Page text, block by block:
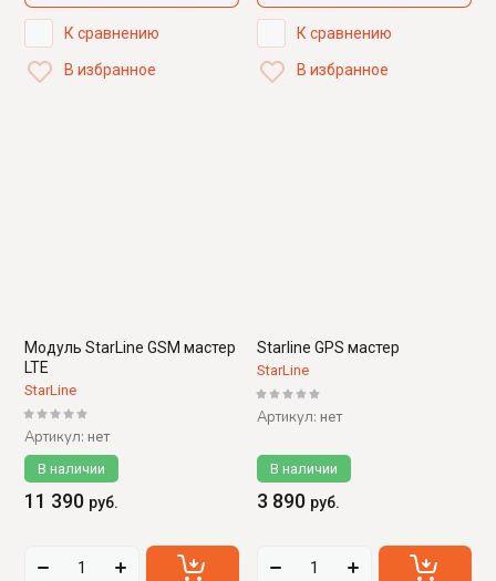
К сравнению
В избранное
К сравнению
В избранное
Модуль StarLine GSM мастер
LTE
StarLine
Артикул: нет
В наличии
11 390 руб.
Starline GPS мастер
StarLine
Артикул: нет
В наличии
3 890 руб.